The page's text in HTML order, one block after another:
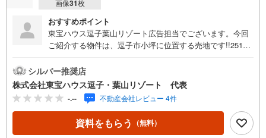
画像31枚
おすすめポイント
東宝ハウス逗子葉山リゾート広告担当でございます。今回
ご紹介する物件は、逗子市小坪に位置する売地です!!251m2
す 《湘南の魅力》1. 多様な文化と開放的な気風歴史ある鎌
倉の古都文化と、明治以降の別荘地文化、そして戦後に花
開いたサーフカルチャーが混ざり合い、**「湘南モダン」**
とも呼べるリベラルで開放的な空気感を生み出していま
す。2. 都市へのアクセスと職住近接JR東海道線や横須賀
線、湘南新宿ラインの拡充により、藤沢や茅ヶ崎から都心
シルバー推奨店
株式会社東宝ハウス逗子・葉山リゾート 代表
-.-- 不動産会社レビュー 4件
資料をもらう （無料）